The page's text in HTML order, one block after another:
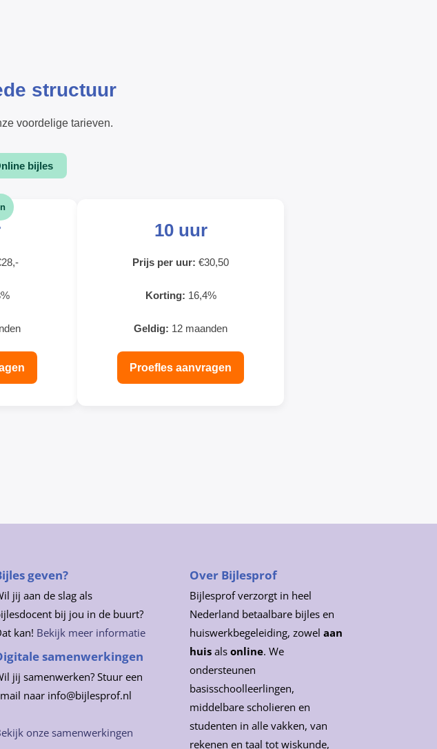
structuur
voordelige tarieven.
bijles
10 uur
Prijs per uur: €30,50
Korting: 16,4%
Geldig: 12 maanden
Proefles aanvragen
geven?
jij aan de slag als
bij jou in de buurt?
kan! Bekijk meer informatie
samenwerkingen
jij samenwerken? Stuur een
naar info@bijlesprof.nl
onze samenwerkingen
Over Bijlesprof
Bijlesprof verzorgt in heel
Nederland betaalbare bijles en
huiswerkbegeleiding, zowelaan
huis alsonline. We
ondersteunen
basisschoolleerlingen,
middelbare scholieren en
studenten in alle vakken, van
rekenen en taal tot wiskunde,